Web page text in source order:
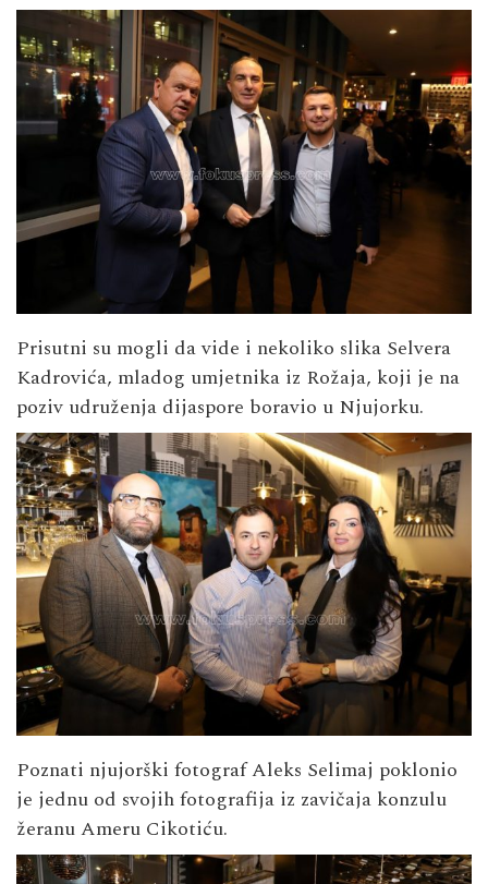
Prisutni su mogli da vide i nekoliko slika Selvera
Kadrovića, mladog umjetnika iz Rožaja, koji je na
poziv udruženja dijaspore boravio u Njujorku.
Poznati njujorški fotografAleks Selimaj poklonio
je jednu od svojih fotografija iz zavičaja konzulu
žeranu Ameru Cikotiću.